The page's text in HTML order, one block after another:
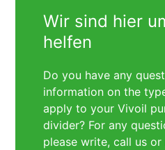
Wir sind hier
helfen
Do you have any
information on the
apply to your Vivoil
divider? For any
please write, call us